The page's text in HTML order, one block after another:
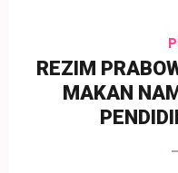
REZIM
MAKAN